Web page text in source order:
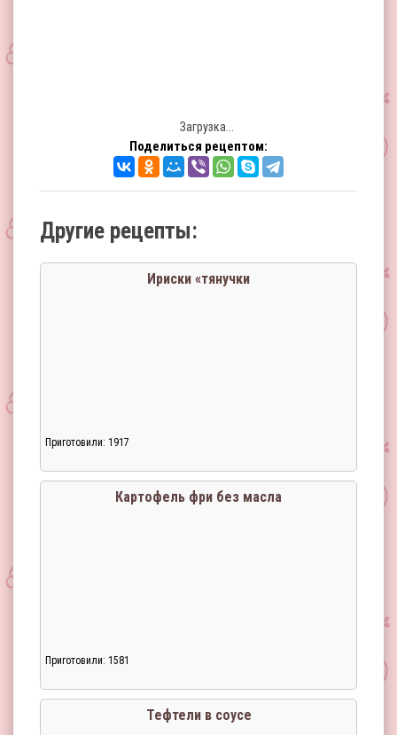
Загрузка...
Поделиться рецептом:
Другие рецепты:
Ириски «тянучки
Приготовили: 1917
Картофель фри без масла
Приготовили: 1581
Тефтели в соусе